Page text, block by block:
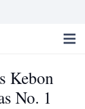
Kebon
No. 1